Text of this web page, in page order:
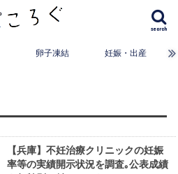
search
卵子凍結 妊娠・出産
【兵庫】不妊治療クリニックの妊娠
率等の実績開示状況を調査｡公表成績